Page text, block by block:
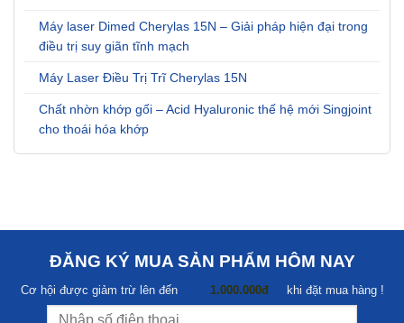
Máy laser Dimed Cherylas 15N – Giải pháp hiện đại trong
điều trị suy giãn tĩnh mạch
Máy Laser Điều Trị Trĩ Cherylas 15N
Chất nhờn khớp gối – Acid Hyaluronic thế hệ mới Singjoint
cho thoái hóa khớp
ĐĂNG KÝ MUA SẢN PHẨM HÔM NAY
Cơ hội được giảm trừ lên đến 1.000.000đ khi đặt mua hàng !